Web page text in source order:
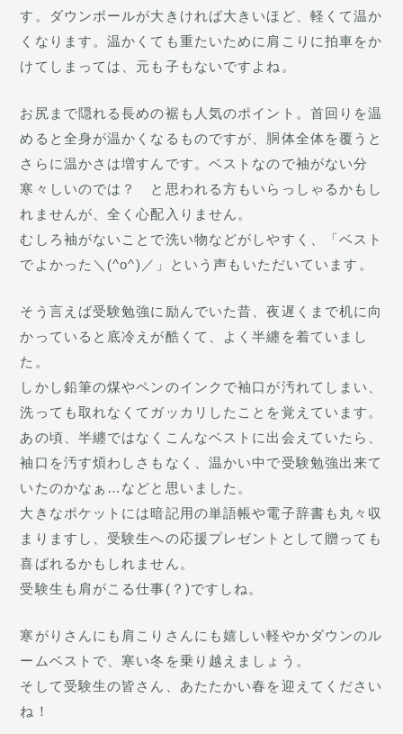
す。ダウンボールが大きければ大きいほど、軽くて温か
くなります。温かくても重たいために肩こりに拍車をか
けてしまっては、元も子もないですよね。
お尻まで隠れる長めの裾も人気のポイント。首回りを温
めると全身が温かくなるものですが、胴体全体を覆うと
さらに温かさは増すんです。ベストなので袖がない分
寒々しいのでは？ と思われる方もいらっしゃるかもし
れませんが、全く心配入りません。
むしろ袖がないことで洗い物などがしやすく、「ベスト
でよかった＼(^o^)／」という声もいただいています。
そう言えば受験勉強に励んでいた昔、夜遅くまで机に向
かっていると底冷えが酷くて、よく半纏を着ていまし
た。
しかし鉛筆の煤やペンのインクで袖口が汚れてしまい、
洗っても取れなくてガッカリしたことを覚えています。
あの頃、半纏ではなくこんなベストに出会えていたら、
袖口を汚す煩わしさもなく、温かい中で受験勉強出来て
いたのかなぁ…などと思いました。
大きなポケットには暗記用の単語帳や電子辞書も丸々収
まりますし、受験生への応援プレゼントとして贈っても
喜ばれるかもしれません。
受験生も肩がこる仕事(？)ですしね。
寒がりさんにも肩こりさんにも嬉しい軽やかダウンのル
ームベストで、寒い冬を乗り越えましょう。
そして受験生の皆さん、あたたかい春を迎えてください
ね！